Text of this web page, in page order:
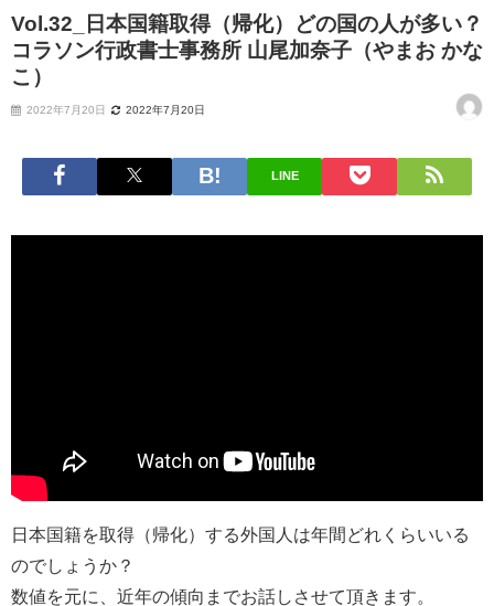
Vol.32_日本国籍取得（帰化）どの国の人が多い？
コラソン行政書士事務所 山尾加奈子（やまお かな
こ）
2022年7月20日 2022年7月20日
LINE
日本国籍を取得（帰化）する外国人は年間どれくらいいる
のでしょうか？
数値を元に、近年の傾向までお話しさせて頂きます。